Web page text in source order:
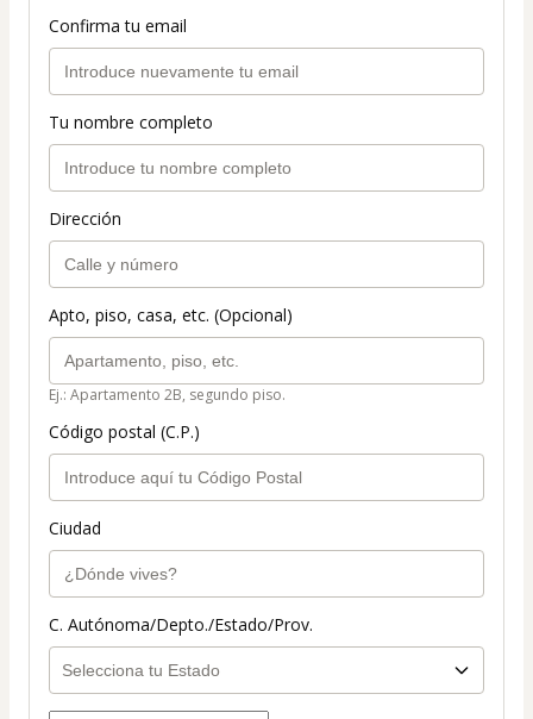
Confirma tu email
Tu nombre completo
Dirección
Apto, piso, casa, etc. (Opcional)
Ej.: Apartamento 2B, segundo piso.
Código postal (C.P.)
Ciudad
C. Autónoma/Depto./Estado/Prov.